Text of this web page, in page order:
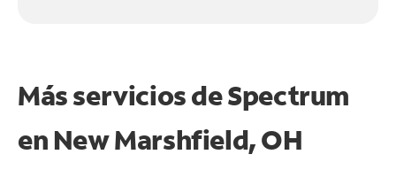
Más servicios de Spectrum
en New Marshfield, OH